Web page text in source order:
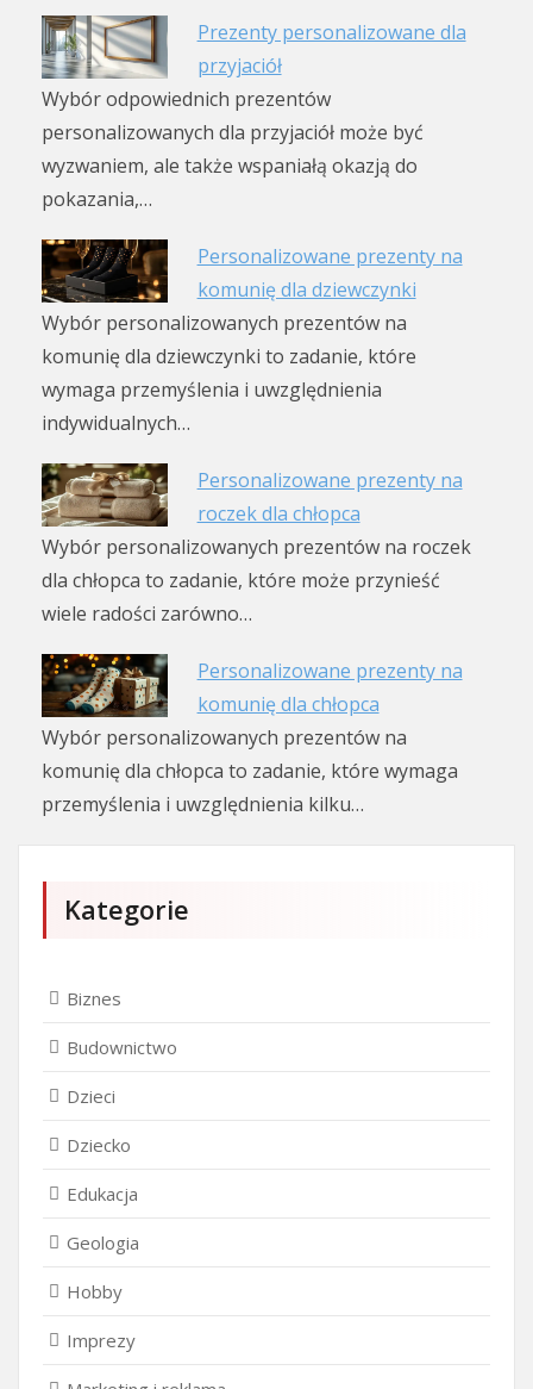
Prezenty personalizowane dla
przyjaciół
Wybór odpowiednich prezentów
personalizowanych dla przyjaciół może być
wyzwaniem, ale także wspaniałą okazją do
pokazania,…
Personalizowane prezenty na
komunię dla dziewczynki
Wybór personalizowanych prezentów na
komunię dla dziewczynki to zadanie, które
wymaga przemyślenia i uwzględnienia
indywidualnych…
Personalizowane prezenty na
roczek dla chłopca
Wybór personalizowanych prezentów na roczek
dla chłopca to zadanie, które może przynieść
wiele radości zarówno…
Personalizowane prezenty na
komunię dla chłopca
Wybór personalizowanych prezentów na
komunię dla chłopca to zadanie, które wymaga
przemyślenia i uwzględnienia kilku…
Kategorie
Biznes
Budownictwo
Dzieci
Dziecko
Edukacja
Geologia
Hobby
Imprezy